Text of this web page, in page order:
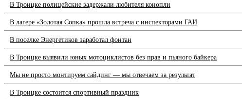
В Троицке полицейские задержали любителя конопли
В лагере «Золотая Сопка» прошла встреча с инспекторами ГАИ
В поселке Энергетиков заработал фонтан
В Троицке выявили юных мотоциклистов без прав и пьяного байкера
Мы не просто монтируем сайдинг — мы отвечаем за результат
В Троицке состоится спортивный праздник